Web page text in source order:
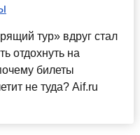
тур» вдруг стал
отдохнуть на
билеты
не туда? Aif.ru